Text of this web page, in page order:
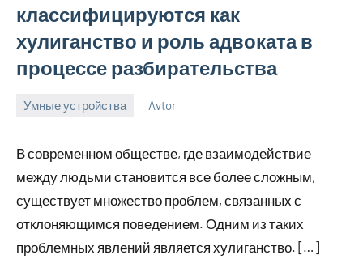
классифицируются как
хулиганство и роль адвоката в
процессе разбирательства
Умные устройства
2023
Avtor
В современном обществе, где взаимодействие
между людьми становится все более сложным,
существует множество проблем, связанных с
отклоняющимся поведением. Одним из таких
проблемных явлений является хулиганство. […]